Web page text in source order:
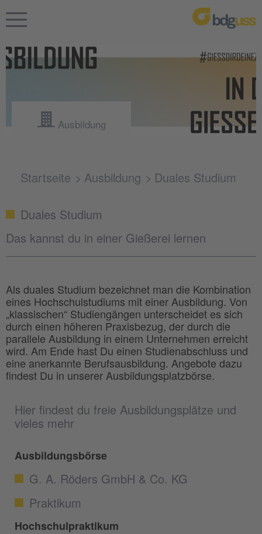
Ausbildung
Startseite Ausbildung Duales Studium
Hier findest du freie Ausbildungsplätze und
vieles mehr
Ausbildungsbörse
G. A. Röders GmbH & Co. KG
Praktikum
Hochschulpraktikum
Duales Studium
Das kannst du in einer Gießerei lernen
Als duales Studium bezeichnet man die Kombination
eines Hochschulstudiums mit einer Ausbildung. Von
„klassischen“ Studiengängen unterscheidet es sich
durch einen höheren Praxisbezug, der durch die
parallele Ausbildung in einem Unternehmen erreicht
wird. Am Ende hast Du einen Studienabschluss und
eine anerkannte Berufsausbildung. Angebote dazu
findest Du in unserer Ausbildungsplatzbörse.